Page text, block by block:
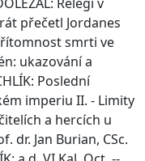
přečetl Jordanes
smrti ve
ukazování a
Poslední
imperiu II. - Limity
a hercích u
dr. Jan Burian, CSc.